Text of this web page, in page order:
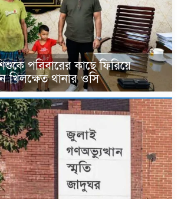
পরিবারের কাছে ফিরিয়ে
খিলক্ষেত থানার ওসি